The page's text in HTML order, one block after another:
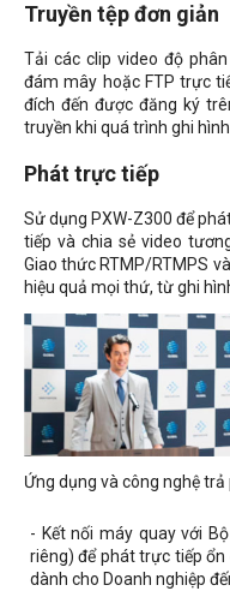
Truyền tệp đơn giản
Tải các clip video độ
đám mây hoặc FTP trực
đích đến được đăng ký
truyền khi quá trình ghi
Phát trực tiếp
Sử dụng PXW-Z300 để
tiếp và chia sẻ video
Giao thức RTMP/RTMPS
hiệu quả mọi thứ, từ ghi
Ứng dụng và công nghệ trả
- Kết nối máy quay với
riêng) để phát trực tiếp
dành cho Doanh nghiệp